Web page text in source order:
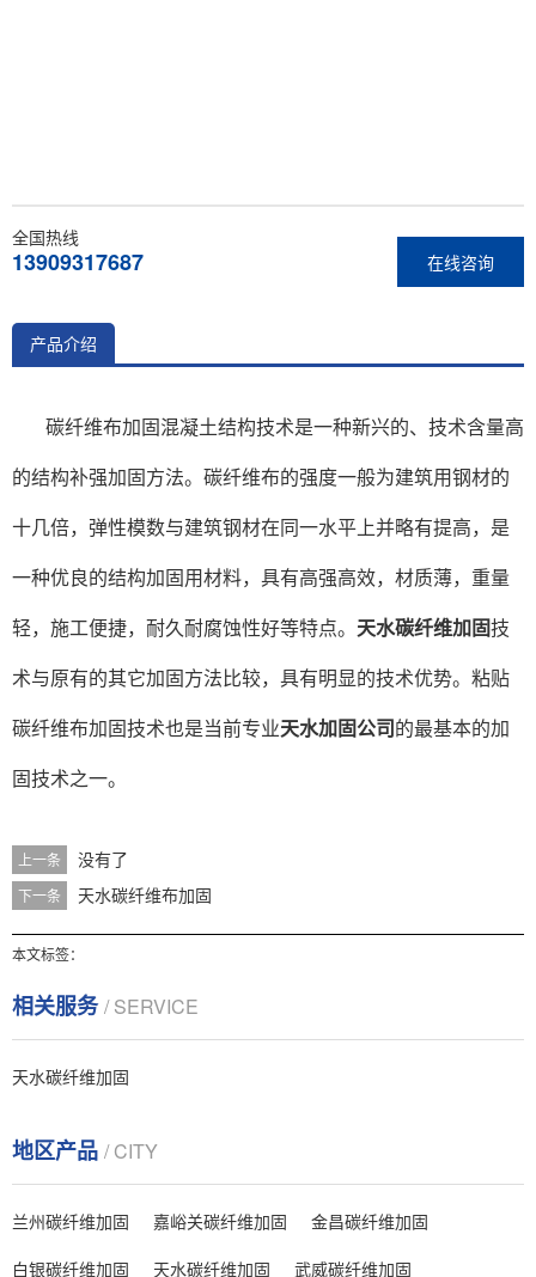
在线咨询
全国热线
13909317687
产品介绍
碳纤维布加固混凝土结构技术是一种新兴的、技术含量高
的结构补强加固方法。碳纤维布的强度一般为建筑用钢材的
十几倍，弹性模数与建筑钢材在同一水平上并略有提高，是
一种优良的结构加固用材料，具有高强高效，材质薄，重量
轻，施工便捷，耐久耐腐蚀性好等特点。 天水碳纤维加固技
术与原有的其它加固方法比较，具有明显的技术优势。粘贴
碳纤维布加固技术也是当前专业天水加固公司的最基本的加
固技术之一。
上一条 没有了
下一条 天水碳纤维布加固
本文标签：
相关服务/ SERVICE
天水碳纤维加固
地区产品 / CITY
兰州碳纤维加固 嘉峪关碳纤维加固
金昌碳纤维加固
白银碳纤维加固
天水碳纤维加固
武威碳纤维加固